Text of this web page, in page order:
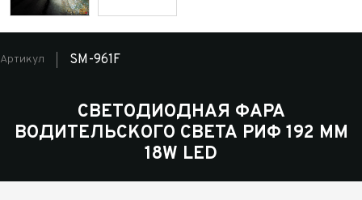
Артикул SM-961F
СВЕТОДИОДНАЯ ФАРА
ВОДИТЕЛЬСКОГО СВЕТА РИФ 192 ММ
18W LED